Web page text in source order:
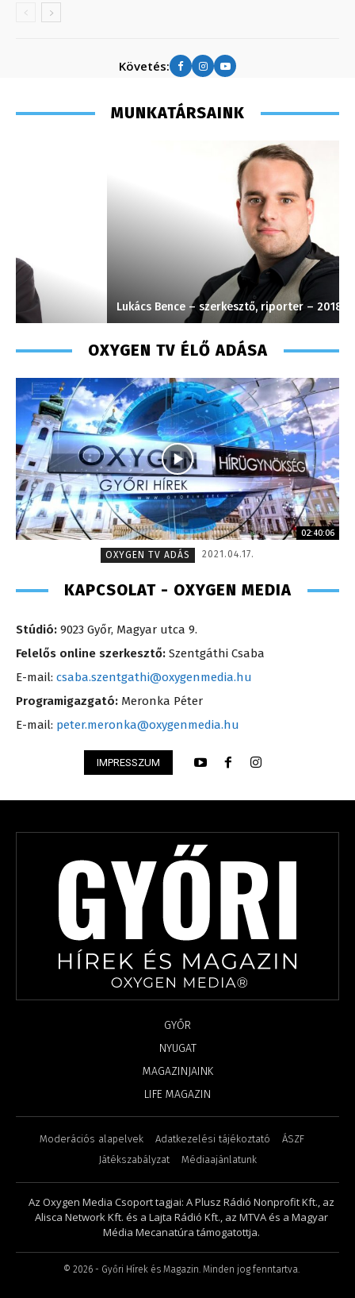
Követés:
MUNKATÁRSAINK
Lukács Bence – szerkesztő, riporter – 2018
OXYGEN TV ÉLŐ ADÁSA
02:40:06
OXYGEN TV ADÁS
2021.04.17.
KAPCSOLAT - OXYGEN MEDIA
Stúdió: 9023 Győr, Magyar utca 9.
Felelős online szerkesztő: Szentgáthi Csaba
E-mail: csaba.szentgathi@oxygenmedia.hu
Programigazgató: Meronka Péter
E-mail: peter.meronka@oxygenmedia.hu
IMPRESSZUM
GYŐR
NYUGAT
MAGAZINJAINK
LIFE MAGAZIN
Moderációs alapelvek Adatkezelési tájékoztató
ÁSZF
Játékszabályzat
Médiaajánlatunk
Az Oxygen Media Csoport tagjai: A Plusz Rádió Nonprofit Kft., az
Alisca Network Kft. és a Lajta Rádió Kft., az MTVA és a Magyar
Média Mecanatúra támogatottja.
© 2026 - Győri Hírek és Magazin. Minden jog fenntartva.